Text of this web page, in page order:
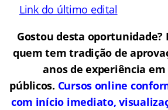
Link do último edital
Gostou desta oportunidade?
quem tem tradição de
anos de experiência em
públicos. Cursos online
com início imediato,